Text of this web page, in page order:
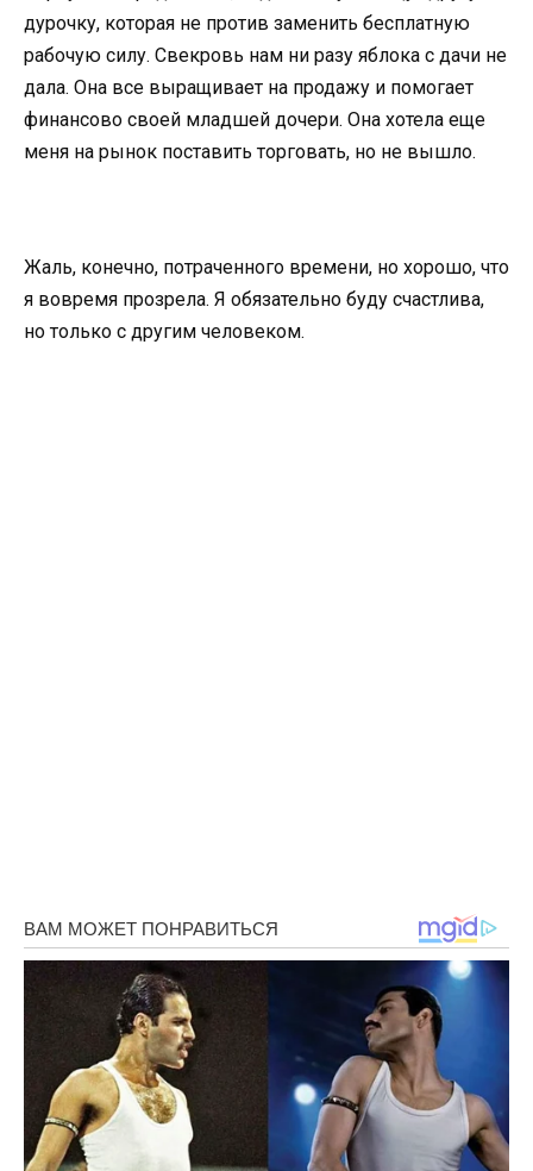
дурочку, которая не против заменить бесплатную
рабочую силу. Свекровь нам ни разу яблока с дачи не
дала. Она все выращивает на продажу и помогает
финансово своей младшей дочери. Она хотела еще
меня на рынок поставить торговать, но не вышло.
Жаль, конечно, потраченного времени, но хорошо, что
я вовремя прозрела. Я обязательно буду счастлива,
но только с другим человеком.